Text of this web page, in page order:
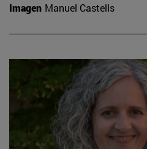
Imagen Manuel Castells